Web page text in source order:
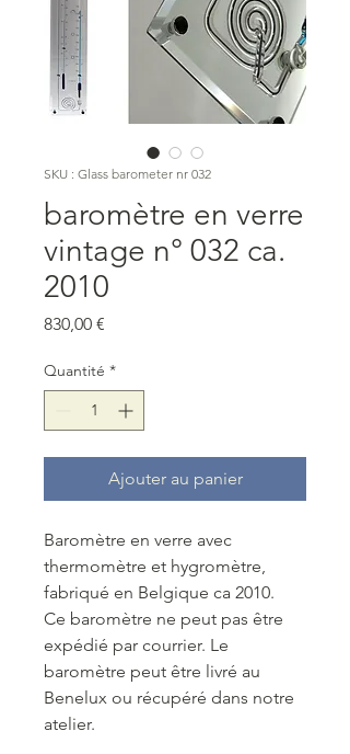
SKU : Glass barometer nr 032
baromètre en verre
vintage n° 032 ca.
2010
830,00 €
Quantité *
Ajouter au panier
Baromètre en verre avec
thermomètre et hygromètre,
fabriqué en Belgique ca 2010.
Ce baromètre ne peut pas être
expédié par courrier. Le
baromètre peut être livré au
Benelux ou récupéré dans notre
atelier.